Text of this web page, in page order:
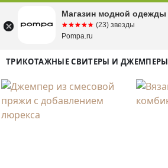
ТРИКОТАЖНЫЕ СВИТЕРЫ И ДЖЕМПЕРЫ
Магазин модной одежды
☆☆☆☆☆
★★★★★ (23) звезды
Pompa.ru